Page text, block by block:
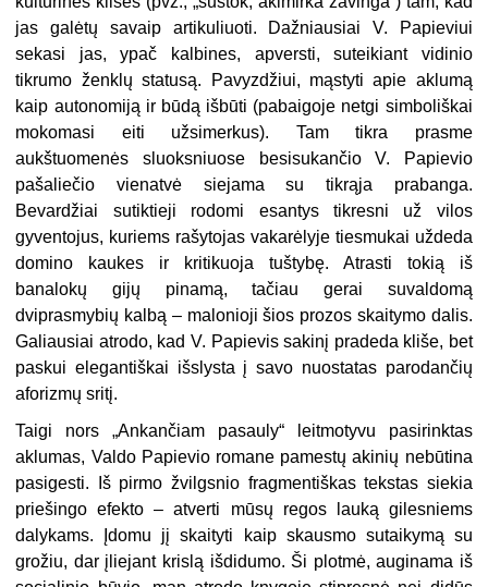
jas galėtų savaip artikuliuoti. Dažniausiai V. Papieviui
sekasi jas, ypač kalbines, apversti, suteikiant vidinio
tikrumo ženklų statusą. Pavyzdžiui, mąstyti apie aklumą
kaip autonomiją ir būdą išbūti (pabaigoje netgi simboliškai
mokomasi eiti užsimerkus). Tam tikra prasme
aukštuomenės sluoksniuose besisukančio V. Papievio
pašaliečio vienatvė siejama su tikrąja prabanga.
Bevardžiai sutiktieji rodomi esantys tikresni už vilos
gyventojus, kuriems rašytojas vakarėlyje tiesmukai uždeda
domino kaukes ir kritikuoja tuštybę. Atrasti tokią iš
banalokų gijų pinamą, tačiau gerai suvaldomą
dviprasmybių kalbą – malonioji šios prozos skaitymo dalis.
Galiausiai atrodo, kad V. Papievis sakinį pradeda kliše, bet
paskui elegantiškai išslysta į savo nuostatas parodančių
aforizmų sritį.
Taigi nors „Ankančiam pasauly“ leitmotyvu pasirinktas
aklumas, Valdo Papievio romane pamestų akinių nebūtina
pasigesti. Iš pirmo žvilgsnio fragmentiškas tekstas siekia
priešingo efekto – atverti mūsų regos lauką gilesniems
dalykams. Įdomu jį skaityti kaip skausmo sutaikymą su
grožiu, dar įliejant krislą išdidumo. Ši plotmė, auginama iš